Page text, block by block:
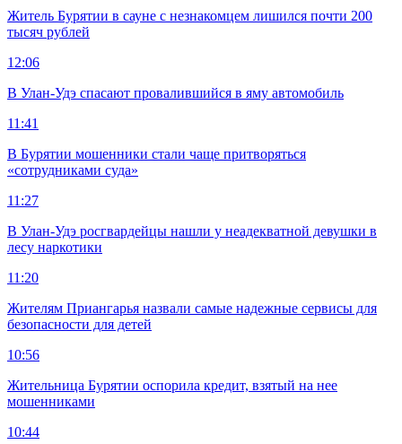
Житель Бурятии в сауне с незнакомцем лишился почти 200
тысяч рублей
12:06
В Улан-Удэ спасают провалившийся в яму автомобиль
11:41
В Бурятии мошенники стали чаще притворяться
«сотрудниками суда»
11:27
В Улан-Удэ росгвардейцы нашли у неадекватной девушки в
лесу наркотики
11:20
Жителям Приангарья назвали самые надежные сервисы для
безопасности для детей
10:56
Жительница Бурятии оспорила кредит, взятый на нее
мошенниками
10:44